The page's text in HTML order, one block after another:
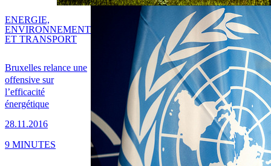
Bruxelles relance une
offensive sur
l’efficacité
énergétique
28.11.2016
ENERGIE,
ENVIRONNEMENT
ET TRANSPORT
9 MINUTES